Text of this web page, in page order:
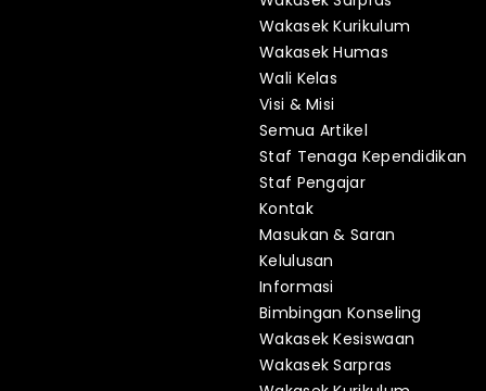
Wakasek Kurikulum
Wakasek Humas
Wali Kelas
Visi & Misi
Semua Artikel
Staf Tenaga Kependidikan
Staf Pengajar
Kontak
Masukan & Saran
Kelulusan
Informasi
Bimbingan Konseling
Wakasek Kesiswaan
Wakasek Sarpras